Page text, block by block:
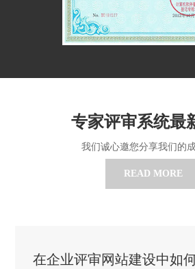
专家评审系统最
我们诚心邀您分享我们的
READ MORE
在企业评审网站建设中如